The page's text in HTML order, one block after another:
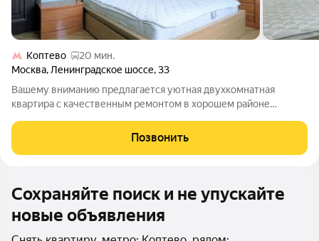
Коптево
20 мин.
Москва, Ленинградское шоссе,33
Вашему вниманию предлагается уютная двухкомнатная
квартира с качественным ремонтом в хорошем районе
меблированы и оснащены кондиционерами. Кухня
укомплектована всем набором техники, необходимым для
Позвонить
Сохраняйте поиск и не упускайте
новые объявления